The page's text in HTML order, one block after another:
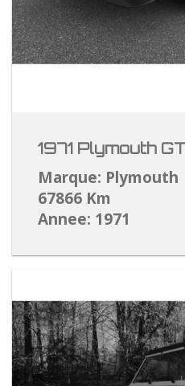
1971 Plymouth
Marque: Plymouth
67866 Km
Annee: 1971